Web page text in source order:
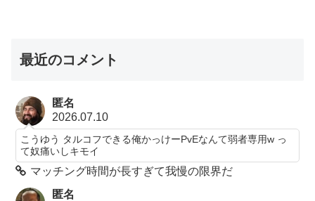
最近のコメント
匿名
2026.07.10
こうゆう タルコフできる俺かっけーPvEなんて弱者専用w っ
て奴痛いしキモイ
マッチング時間が長すぎて我慢の限界だ
匿名